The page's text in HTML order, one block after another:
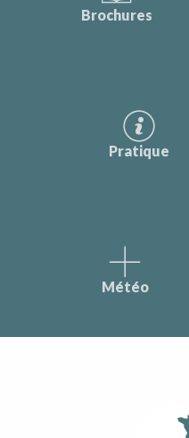
Brochures
Pratique
Météo